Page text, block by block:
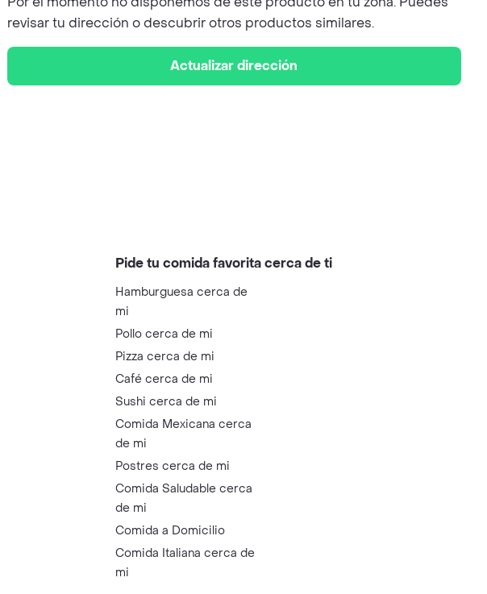
revisar tu dirección o descubrir otros productos similares.
Actualizar dirección
Pide tu comida favorita cerca de ti
Hamburguesa cerca de
mi
Pollo cerca de mi
Pizza cerca de mi
Café cerca de mi
Sushi cerca de mi
Comida Mexicana cerca
de mi
Postres cerca de mi
Comida Saludable cerca
de mi
Comida a Domicilio
Comida Italiana cerca de
mi